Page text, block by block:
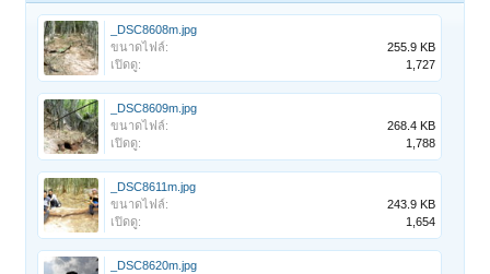
_DSC8608m.jpg
ขนาดไฟล์:
255.9 KB
เปิดดู:
1,727
_DSC8609m.jpg
ขนาดไฟล์:
268.4 KB
เปิดดู:
1,788
_DSC8611m.jpg
ขนาดไฟล์:
243.9 KB
เปิดดู:
1,654
_DSC8620m.jpg